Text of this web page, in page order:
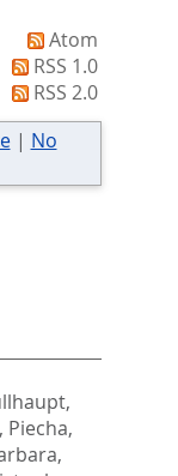
Atom
RSS 1.0
RSS 2.0
| No
, Piecha,
,